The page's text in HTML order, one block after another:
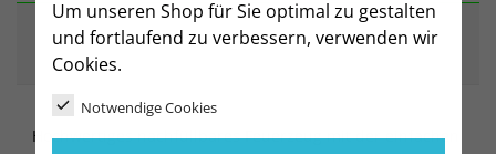
Um unseren Shop für Sie optimal zu gestalten
und fortlaufend zu verbessern, verwenden wir
Cookies.
Notwendige Cookies
ARTIKELDETAILS
Hochwertiges nachfüllbares Feuerzeug mit der einfachen